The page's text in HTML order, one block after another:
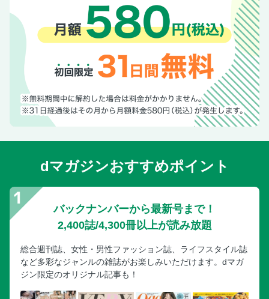
dマガジンおすすめポイント
バックナンバーから最新号まで！
2,400誌/4,300冊以上が読み放題
総合週刊誌、女性・男性ファッション誌、ライフスタイル誌
など多彩なジャンルの雑誌がお楽しみいただけます。dマガ
ジン限定のオリジナル記事も！